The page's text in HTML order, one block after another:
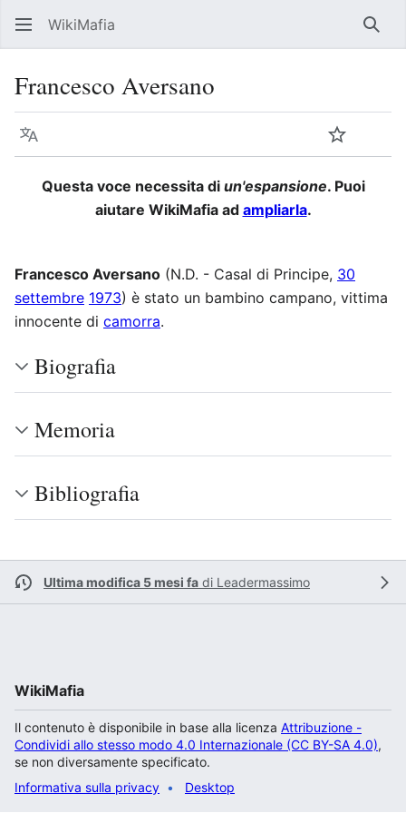
WikiMafia
Francesco Aversano
Lingua Segui
Questa voce necessita di un'espansione. Puoi
aiutare WikiMafia ad ampliarla.
Francesco Aversano (N.D. - Casal di Principe, 30
settembre 1973) è stato un bambino campano, vittima
innocente di camorra.
Biografia
Memoria
Bibliografia
Ultima modifica 5 mesi fa di Leadermassimo
WikiMafia
Il contenuto è disponibile in base alla licenza Attribuzione -
Condividi allo stesso modo 4.0 Internazionale (CC BY-SA 4.0),
se non diversamente specificato.
Informativa sulla privacy
Desktop